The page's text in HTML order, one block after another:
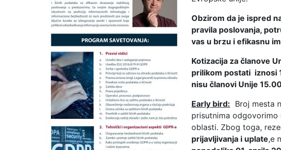
Obzirom da je ispred
pravila poslovanja,
vas u brzu i efikasnu
Kotizacija za članove
prilikom postati iznosi
nisu članovi Unije
Early bird: Broj mesta
prisutnima
oblasti. Zbog toga,
prijavljivanja i uplate,e